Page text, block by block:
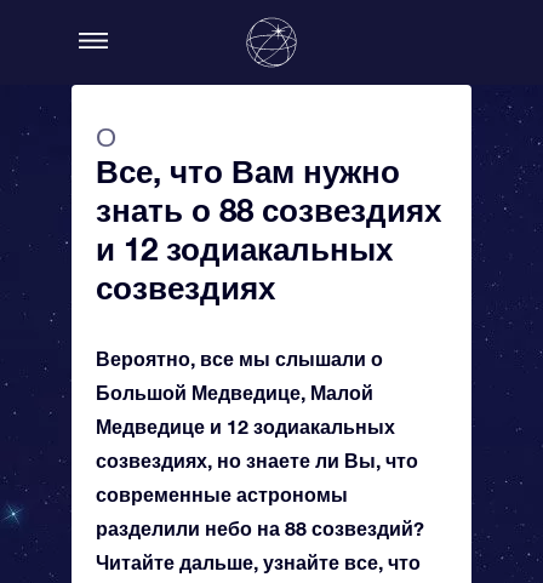
О
Все, что Вам нужно
знать о 88 созвездиях
и 12 зодиакальных
созвездиях
Вероятно, все мы слышали о
Большой Медведице, Малой
Медведице и 12 зодиакальных
созвездиях, но знаете ли Вы, что
современные астрономы
разделили небо на 88 созвездий?
Читайте дальше, узнайте все, что